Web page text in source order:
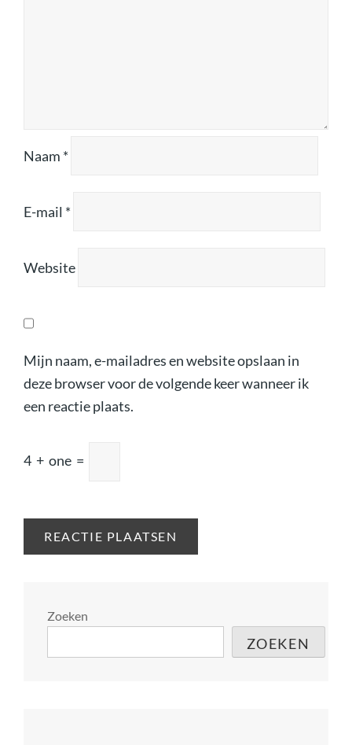
Naam *
E-mail *
Website
Mijn naam, e-mailadres en website opslaan in
deze browser voor de volgende keer wanneer ik
een reactie plaats.
4 + one =
Zoeken
ZOEKEN